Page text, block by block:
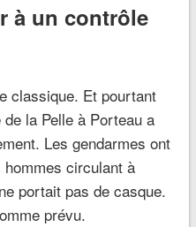
à un contrôle
classique. Et pourtant
la Pelle à Porteau a
Les gendarmes ont
hommes circulant à
portait pas de casque.
prévu.